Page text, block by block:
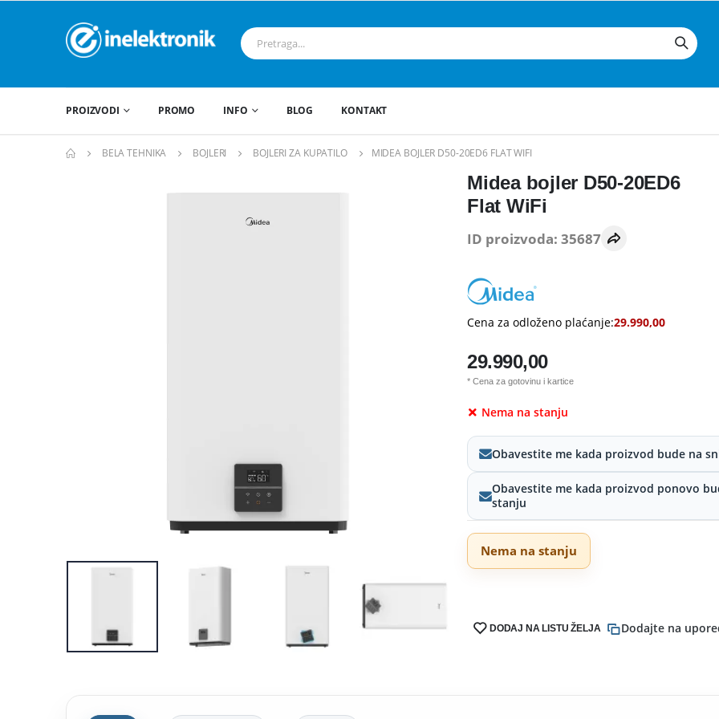
PROIZVODI PROMO INFO BLOG KONTAKT
BELA TEHNIKA BOJLERI BOJLERI ZA KUPATILO MIDEA BOJLER D50-20ED6 FLAT WIFI
Midea bojler D50-20ED6
Flat WiFi
ID proizvoda: 35687
Cena za odloženo plaćanje:29.990,00
29.990,00
* Cena za gotovinu i kartice
Nema na stanju
Obavestite me kada proizvod bude na
Obavestite me kada proizvod ponovo
stanju
Nema na stanju
DODAJ NA LISTU ŽELJA Dodajte na